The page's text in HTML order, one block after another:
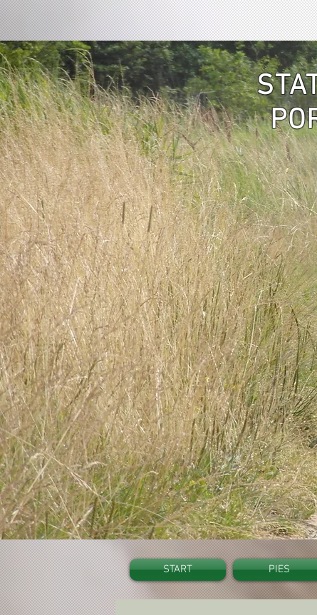
START PIES